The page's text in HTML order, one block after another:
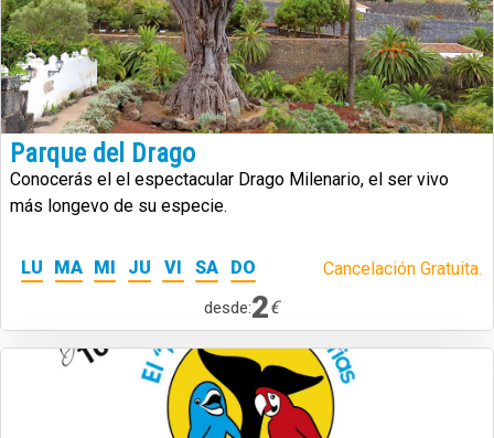
Parque del Drago
Conocerás el el espectacular Drago Milenario, el ser vivo
más longevo de su especie.
LU MA MI JU VI SA DO Cancelación Gratuita.
desde:2€